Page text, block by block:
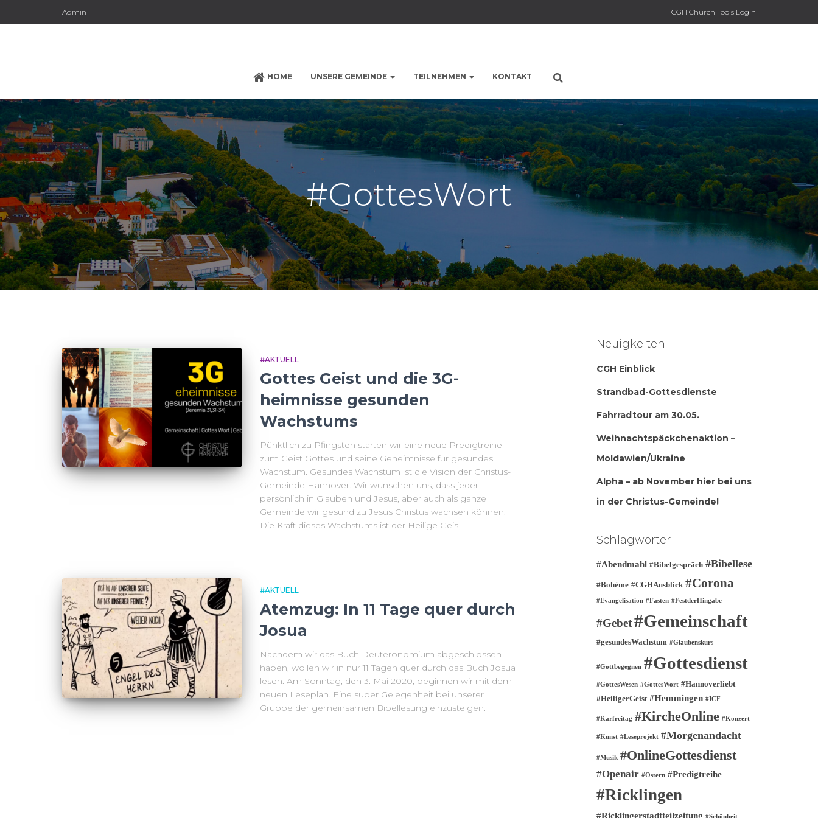
CGH Church Tools Login
Admin
HOME UNSERE GEMEINDE TEILNEHMEN KONTAKT
#GottesWort
#AKTUELL
Gottes Geist und die 3G-
heimnisse gesunden
Wachstums
Pünktlich zu Pfingsten starten wir eine neue Predigtreihe
zum Geist Gottes und seine Geheimnisse für gesundes
Wachstum. Gesundes Wachstum ist die Vision der Christus-
Gemeinde Hannover. Wir wünschen uns, dass jeder
persönlich in Glauben und Jesus, aber auch als ganze
Gemeinde wir gesund zu Jesus Christus wachsen können.
Die Kraft dieses Wachstums ist der Heilige Geis
#AKTUELL
Atemzug: In 11 Tage quer durch
Josua
Nachdem wir das Buch Deuteronomium abgeschlossen
haben, wollen wir in nur 11 Tagen quer durch das Buch Josua
lesen. Am Sonntag, den 3. Mai 2020, beginnen wir mit dem
neuen Leseplan. Eine super Gelegenheit bei unserer
Gruppe der gemeinsamen Bibellesung einzusteigen.
Neuigkeiten
CGH Einblick
Strandbad-Gottesdienste
Fahrradtour am 30.05.
Weihnachtspäckchenaktion –
Moldawien/Ukraine
Alpha – ab November hier bei uns
in der Christus-Gemeinde!
Schlagwörter
#Abendmahl #Bibelgespräch #Bibellese
#Bohème #CGHAusblick #Corona
#Evangelisation #Fasten #FestderHingabe
#Gebet #Gemeinschaft
#gesundesWachstum #Glaubenskurs
#Gottbegegnen #Gottesdienst
#GottesWesen #GottesWort #Hannoverliebt
#HeiligerGeist #Hemmingen #ICF
#Karfreitag #KircheOnline #Konzert
#Kunst #Leseprojekt #Morgenandacht
#Musik #OnlineGottesdienst
#Openair #Ostern #Predigtreihe
#Ricklingen
#Ricklingerstadtteilzeitung #Schönheit